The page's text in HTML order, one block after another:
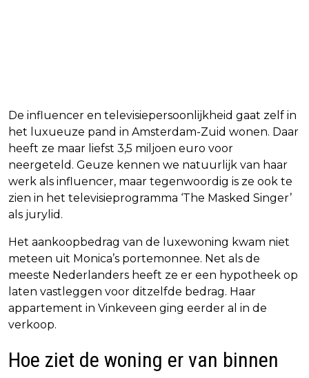
De influencer en televisiepersoonlijkheid gaat zelf in
het luxueuze pand in Amsterdam-Zuid wonen. Daar
heeft ze maar liefst 3,5 miljoen euro voor
neergeteld. Geuze kennen we natuurlijk van haar
werk als influencer, maar tegenwoordig is ze ook te
zien in het televisieprogramma ‘The Masked Singer’
als jurylid.
Het aankoopbedrag van de luxewoning kwam niet
meteen uit Monica’s portemonnee. Net als de
meeste Nederlanders heeft ze er een hypotheek op
laten vastleggen voor ditzelfde bedrag. Haar
appartement in Vinkeveen ging eerder al in de
verkoop.
Hoe ziet de woning er van binnen